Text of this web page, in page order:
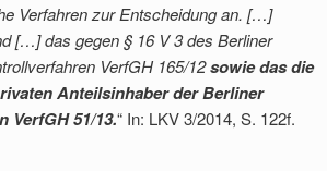
Verfahren zur Entscheidung an. […]
[…] das gegen § 16 V 3 des Berliner
VerfGH 165/12sowie das die
Anteilsinhaber der Berliner
VerfGH 51/13.“ In: LKV 3/2014, S. 122f.